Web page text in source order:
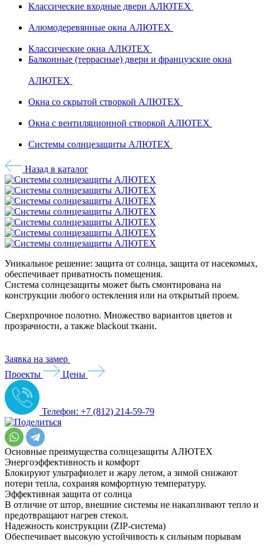
Классические входные двери АЛЮТЕХ
Алюмодеревянные окна АЛЮТЕХ
Классические окна АЛЮТЕХ
Балконные (террасные) двери и французские окна
АЛЮТЕХ
Окна со скрытой створкой АЛЮТЕХ
Окна с вентиляционной створкой АЛЮТЕХ
Системы солнцезащиты АЛЮТЕХ
Назад в каталог
Уникальное решение: защита от солнца, защита от насекомых,
обеспечивает приватность помещения.
Система солнцезащиты может быть смонтирована на
конструкции любого остекления или на открытый проем.
Сверхпрочное полотно. Множество вариантов цветов и
прозрачности, а также blackout ткани.
Заявка на замер
Проекты
Цены
Телефон: +7 (812) 214-59-79
Основные преимущества солнцезащиты АЛЮТЕХ
Энергоэффективность и комфорт
Блокируют ультрафиолет и жару летом, а зимой снижают
потери тепла, сохраняя комфортную температуру.
Эффективная защита от солнца
В отличие от штор, внешние системы не накапливают тепло и
предотвращают нагрев стекол.
Надежность конструкции (ZIP-система)
Обеспечивает высокую устойчивость к сильным порывам